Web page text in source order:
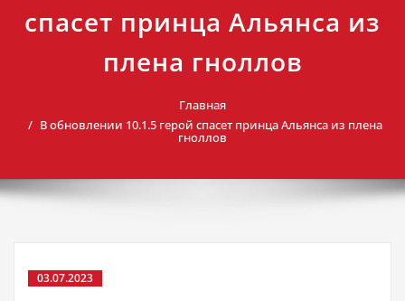
спасет принца Альянса из
плена гноллов
Главная
В обновлении 10.1.5 герой спасет принца Альянса из плена
гноллов
03.07.2023